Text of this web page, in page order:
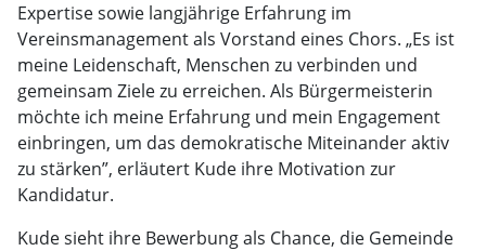
Expertise sowie langjährige Erfahrung im
Vereinsmanagement als Vorstand eines Chors. „Es ist
meine Leidenschaft, Menschen zu verbinden und
gemeinsam Ziele zu erreichen. Als Bürgermeisterin
möchte ich meine Erfahrung und mein Engagement
einbringen, um das demokratische Miteinander aktiv
zu stärken”, erläutert Kude ihre Motivation zur
Kandidatur.
Kude sieht ihre Bewerbung als Chance, die Gemeinde